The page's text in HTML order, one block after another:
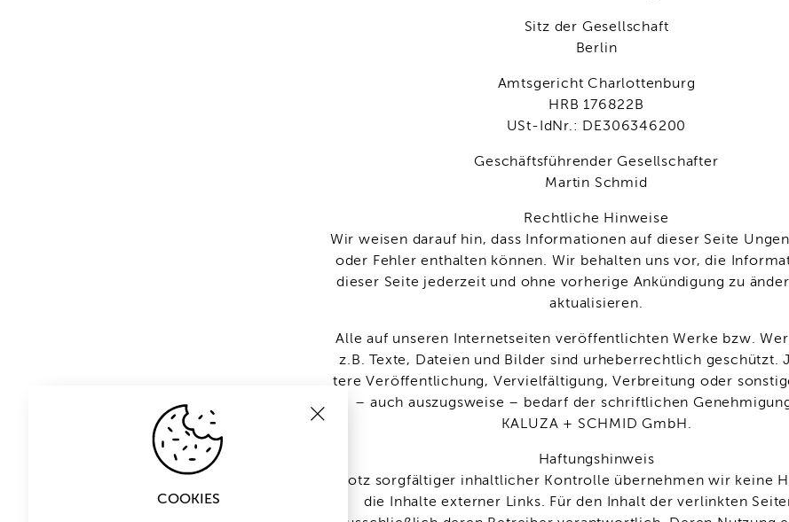
Sitz der Gesellschaft
Berlin
Amtsgericht Charlottenburg
HRB 176822B
USt-IdNr.: DE306346200
Geschäftsführender Gesellschafter
Martin Schmid
Rechtliche Hinweise
Wir weisen darauf hin, dass In­forma­tio­nen auf die­ser Sei­te
oder Feh­ler ent­halten können. Wir be­hal­ten uns vor, die
die­ser Seit­e je­der­zeit und ohne vor­he­rige An­kün­di­gung zu
ak­tu­ali­sieren.
Alle auf unseren Inter­net­sei­ten veröffent­lich­ten Wer­ke bzw.
z.B. Tex­te, Da­teien und Bil­der sind ur­he­ber­recht­lich ge­schützt.
tere Ver­öffent­lichung, Ver­vielfäl­ti­gung, Ver­brei­tung oder
– auch aus­zugs­weise – be­darf der schrift­lichen
KALUZA + SCHMID GmbH.
Haftungshinweis
Trotz sorgfältiger in­halt­licher Kon­trolle über­neh­men wir keine
die In­hal­te ex­ter­ner Links. Für den In­halt der ver­link­ten
COOKIES